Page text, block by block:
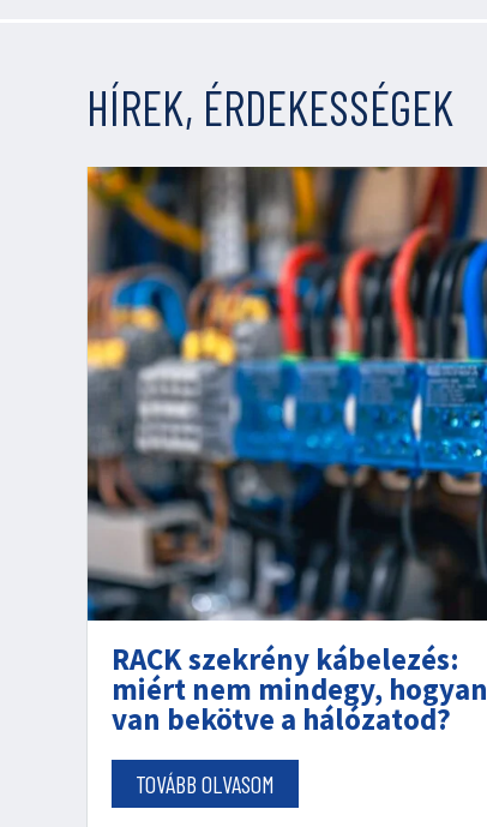
HÍREK, ÉRDEKESSÉGEK
RACK szekrény kábelezés:
miért nem mindegy, hogyan
van bekötve a hálózatod?
TOVÁBB OLVASOM